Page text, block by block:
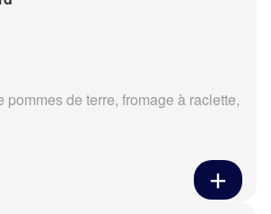
pommes de terre, fromage à raclette,